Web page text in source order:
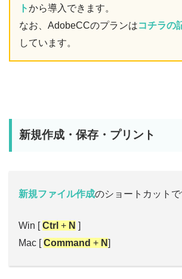
トから導入できます。
なお、AdobeCCのプランはコチラの
しています。
新規作成・保存・プリント
新規ファイル作成のショートカットで
Win [Ctrl + N ]
Mac [Command + N]